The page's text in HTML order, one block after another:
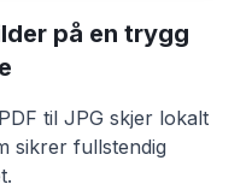
på en trygg
til JPG skjer lokalt
sikrer fullstendig